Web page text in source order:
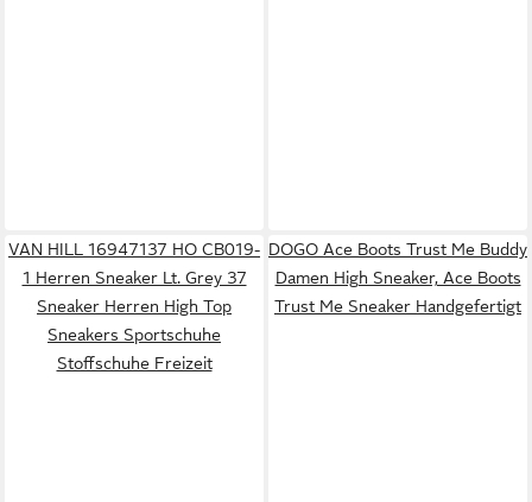
VAN HILL 16947137 HO CB019-
1 Herren Sneaker Lt. Grey 37
Sneaker Herren High Top
Sneakers Sportschuhe
Stoffschuhe Freizeit
DOGO Ace Boots Trust Me Buddy
Damen High Sneaker, Ace Boots
Trust Me Sneaker Handgefertigt